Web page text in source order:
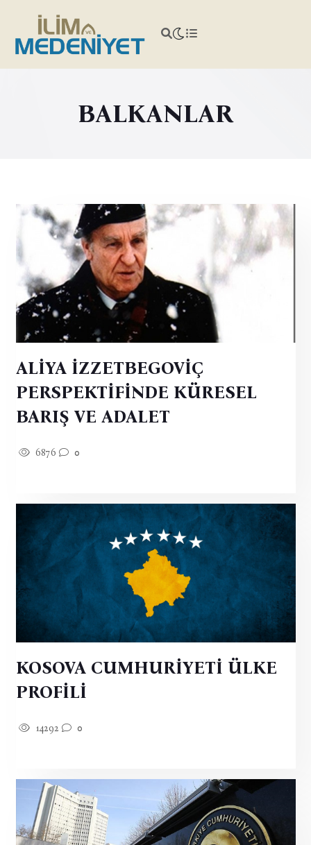
BALKANLAR
ALİYA İZZETBEGOVİÇ
PERSPEKTİFİNDE KÜRESEL
BARIŞ VE ADALET
6876 0
KOSOVA CUMHURİYETİ ÜLKE
PROFİLİ
14292 0